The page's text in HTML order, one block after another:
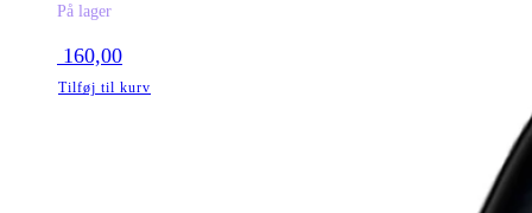
På lager
160,00
Tilføj til kurv